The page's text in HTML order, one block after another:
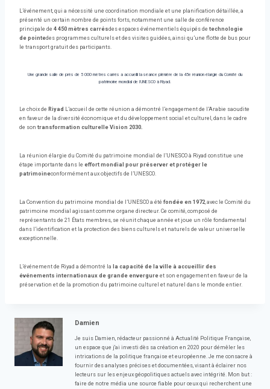
L’événement, qui a nécessité une coordination mondiale et une planification détaillée, a
présenté un certain nombre de points forts, notamment une salle de conférence
principale de 4 450 mètres carrésdes espaces événementiels équipés de technologie
de pointedes programmes culturels et des visites guidées, ainsi qu’une flotte de bus pour
le transport gratuit des participants.
Une grande salle de près de 5 000 mètres carrés a accueilli la séance plénière de la 45e réunion élargie du Comité du
patrimoine mondial de l’UNESCO à Riyad.
Le choix de Riyad L’accueil de cette réunion a démontré l’engagement de l’Arabie saoudite
en faveur de la diversité économique et du développement social et culturel, dans le cadre
de son transformation culturelle Vision 2030.
La réunion élargie du Comité du patrimoine mondial de l’UNESCO à Riyad constitue une
étape importante dans le effort mondial pour préserver et protéger le
patrimoineconformément aux objectifs de l’UNESCO.
La Convention du patrimoine mondial de l’UNESCO a été fondée en 1972, avec le Comité du
patrimoine mondial agissant comme organe directeur. Ce comité, composé de
représentants de 21 États membres, se réunit chaque année et joue un rôle fondamental
dans l’identification et la protection des biens culturels et naturels de valeur universelle
exceptionnelle.
L’événement de Riyad a démontré la la capacité de la ville à accueillir des
événements internationaux de grande envergure et son engagement en faveur de la
préservation et de la promotion du patrimoine culturel et naturel dans le monde entier.
Damien
Je suis Damien, rédacteur passionné à Actualité Politique Française,
un espace que j'ai investi dès sa création en 2020 pour démêler les
intrications de la politique française et européenne. Je me consacre à
fournir des analyses précises et documentées, visant à éclairer nos
lecteurs sur les enjeux géopolitiques actuels avec intégrité. Mon but :
faire de notre média une source fiable pour ceux qui recherchent une